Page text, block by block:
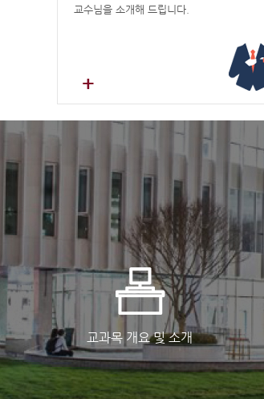
교수님을 소개해 드립니다.
+
교과목 개요 및 소개